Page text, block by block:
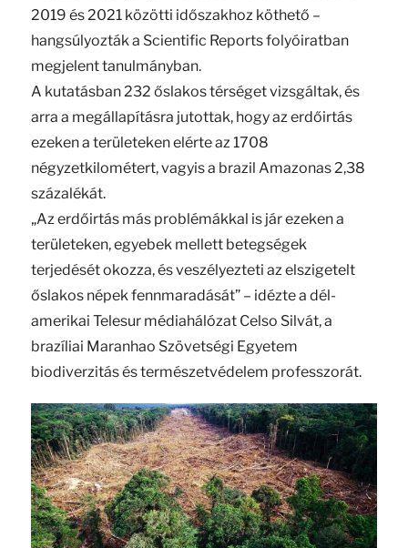
2019 és 2021 közötti időszakhoz köthető –
hangsúlyozták a Scientific Reports folyóiratban
megjelent tanulmányban.
A kutatásban 232 őslakos térséget vizsgáltak, és
arra a megállapításra jutottak, hogy az erdőirtás
ezeken a területeken elérte az 1708
négyzetkilométert, vagyis a brazil Amazonas 2,38
százalékát.
„Az erdőirtás más problémákkal is jár ezeken a
területeken, egyebek mellett betegségek
terjedését okozza, és veszélyezteti az elszigetelt
őslakos népek fennmaradását” – idézte a dél-
amerikai Telesur médiahálózat Celso Silvát, a
brazíliai Maranhao Szövetségi Egyetem
biodiverzitás és természetvédelem professzorát.